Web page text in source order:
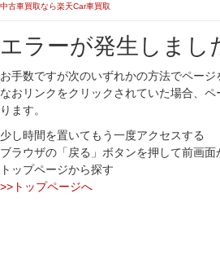
中古車買取なら楽天Car車買取
エラーが発生しまし
お手数ですが次のいずれかの方法でページ
なおリンクをクリックされていた場合、
ります。
少し時間を置いてもう一度アクセスする
ブラウザの「戻る」ボタンを押して前画面
トップページから探す
>>トップページへ